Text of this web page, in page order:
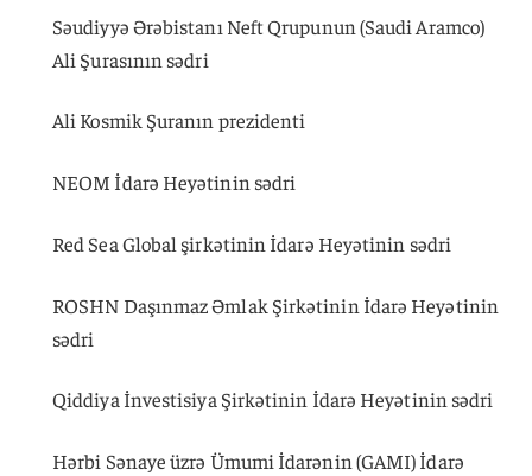
Səudiyyə Ərəbistanı Neft Qrupunun (Saudi Aramco)
Ali Şurasının sədri
Ali Kosmik Şuranın prezidenti
NEOM İdarə Heyətinin sədri
Red Sea Global şirkətinin İdarə Heyətinin sədri
ROSHN Daşınmaz Əmlak Şirkətinin İdarə Heyətinin
sədri
Qiddiya İnvestisiya Şirkətinin İdarə Heyətinin sədri
Hərbi Sənaye üzrə Ümumi İdarənin (GAMI) İdarə